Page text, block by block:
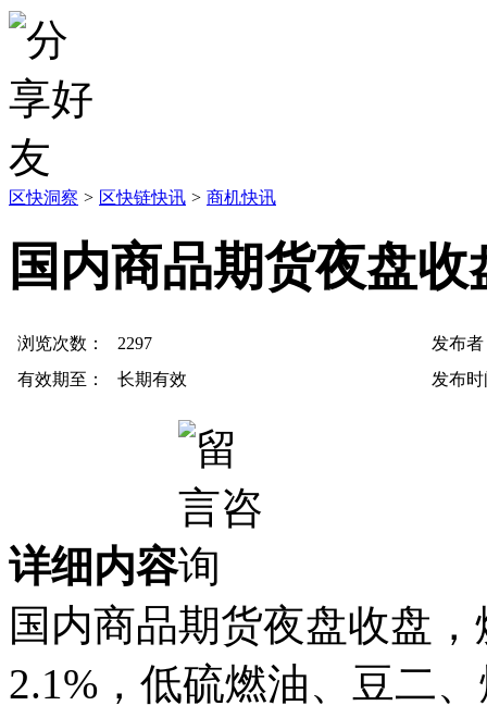
区快洞察 > 区快链快讯 > 商机快讯
国内商品期货夜盘
浏览次数： 2297
发布
有效期至：
长期有效 发布
详细内容
国内商品期货夜盘收盘
2.1%，低硫燃油、豆二